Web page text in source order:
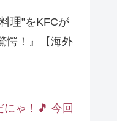
理”をKFCが
愕！』【海外
ゃ！🎵 今回